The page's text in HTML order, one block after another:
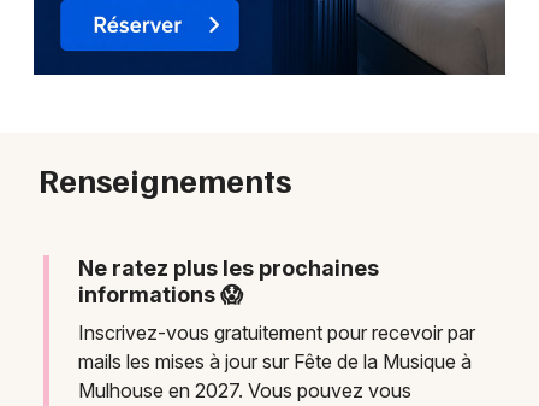
Renseignements
Ne ratez plus les prochaines
informations 😱
Inscrivez-vous gratuitement pour recevoir par
mails les mises à jour sur Fête de la Musique à
Mulhouse en 2027. Vous pouvez vous